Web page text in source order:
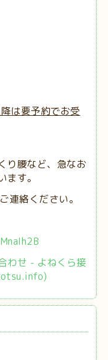
降は要予約でお受
り腰など、急なお
す。
連絡ください。
わせ - よねくら接